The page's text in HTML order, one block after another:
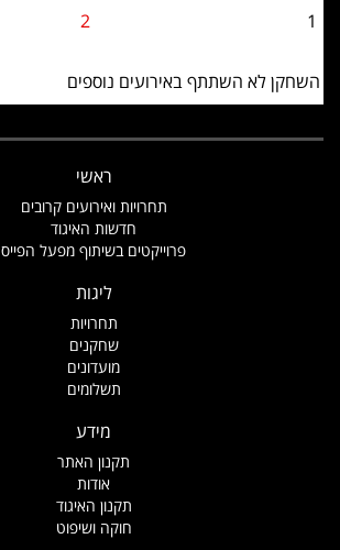
1
2
השחקן לא השתתף באירועים נוספים
ראשי
תחרויות ואירועים קרובים
חדשות האיגוד
פרוייקטים בשיתוף מפעל הפייס
ליגות
תחרויות
שחקנים
מועדונים
תשלומים
מידע
תקנון האתר
אודות
תקנון האיגוד
חוקה ושיפוט